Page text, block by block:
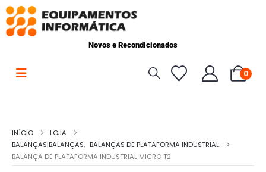
Novos e Recondicionados
0
INÍCIO
LOJA
BALANÇAS|BALANÇAS, BALANÇAS DE PLATAFORMA INDUSTRIAL
BALANÇA DE PLATAFORMA INDUSTRIAL MICRO T2